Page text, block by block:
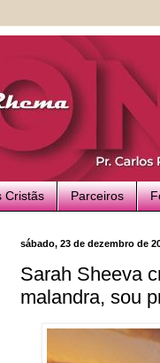
Cristãs Parceiros
sábado, 23 de dezembro de
Sarah Sheeva
malandra, sou